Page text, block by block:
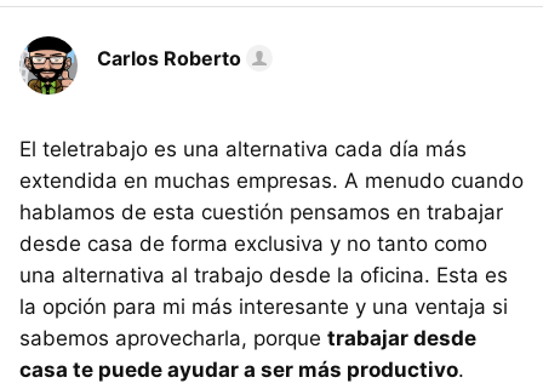
Carlos Roberto
El teletrabajo es una alternativa cada día más
extendida en muchas empresas. A menudo cuando
hablamos de esta cuestión pensamos en trabajar
desde casa de forma exclusiva y no tanto como
una alternativa al trabajo desde la oficina. Esta es
la opción para mi más interesante y una ventaja si
sabemos aprovecharla, porque trabajar desde
casa te puede ayudar a ser más productivo.